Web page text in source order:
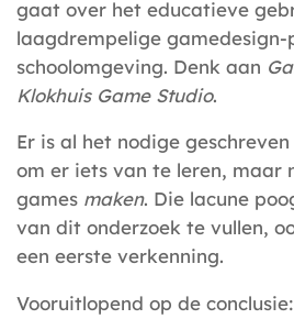
gaat over het educatieve
laagdrempelige gamedesign-
schoolomgeving. Denk aan
Klokhuis Game Studio.
Er is al het nodige
om er iets van te leren, maar
games maken. Die lacune
van dit onderzoek te vullen,
een eerste verkenning.
Vooruitlopend op de